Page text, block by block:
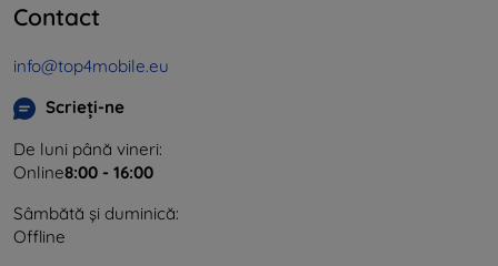
Contact
info@top4mobile.eu
Scrieți-ne
De luni până vineri:
Online8:00 - 16:00
Sâmbătă și duminică:
Offline